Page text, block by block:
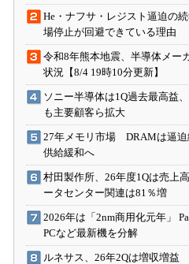
He・ナフサ・レジスト逼迫の
場停止が回避できている理由
令和8年熊本地震、半導体メー
状況【8/4 19時10分更新】
ソニー半導体は1Q過去最高益
も主要顧客ら拡大
27年メモリ市場 DRAMは逼迫
供給緩和へ
村田製作所、26年度1Qは売上
ータセンター関連は81％増
2026年は「2nm商用化元年」
PCなど最新機を分解
ルネサス、26年2Qは増収増益